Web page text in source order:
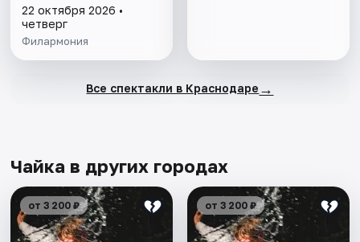
22 октября 2026 •
четверг
Филармония
Все спектакли в Краснодаре →
Чайка в других городах
от 3 200 ₽ от 3 200 ₽